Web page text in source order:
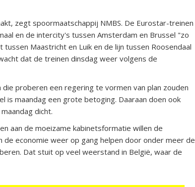
zegt spoormaatschappij NMBS. De Eurostar-treinen
en de intercity's tussen Amsterdam en Brussel "zo
Maastricht en Luik en de lijn tussen Roosendaal
dat de treinen dinsdag weer volgens de
proberen een regering te vormen van plan zouden
is maandag een grote betoging. Daaraan doen ook
dicht.
aan de moeizame kabinetsformatie willen de
economie weer op gang helpen door onder meer de
Dat stuit op veel weerstand in België, waar de